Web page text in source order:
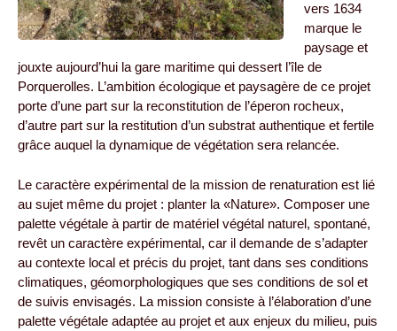
vers 1634
marque le
paysage et
jouxte aujourd’hui la gare maritime qui dessert l’île de
Porquerolles. L’ambition écologique et paysagère de ce projet
porte d’une part sur la reconstitution de l’éperon rocheux,
d’autre part sur la restitution d’un substrat authentique et fertile
grâce auquel la dynamique de végétation sera relancée.
Le caractère expérimental de la mission de renaturation est lié
au sujet même du projet : planter la «Nature». Composer une
palette végétale à partir de matériel végétal naturel, spontané,
revêt un caractère expérimental, car il demande de s’adapter
au contexte local et précis du projet, tant dans ses conditions
climatiques, géomorphologiques que ses conditions de sol et
de suivis envisagés. La mission consiste à l’élaboration d’une
palette végétale adaptée au projet et aux enjeux du milieu, puis